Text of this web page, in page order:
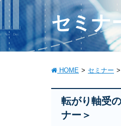
セミナ
HOME セミナー
転がり軸受
ナー＞